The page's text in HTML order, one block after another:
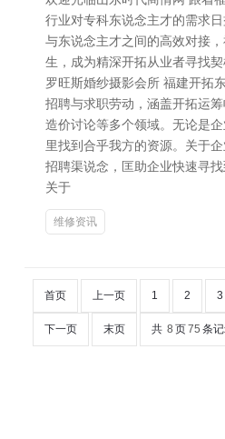
行业对专科东说念主才的需求
与东说念主才之间的高效对接
生，成为精深开拓从业者寻找
罗旺斯婚纱摄影会所 福建开拓
招聘与求职劳动，涵盖开拓运
造价讨论等多个领域。无论是
里找到合乎我方的资源。关于
招聘渠说念，匡助企业快速寻
关于
维修资讯
首页 上一页 1 2 3
下一页 末页 共 8 页75 条